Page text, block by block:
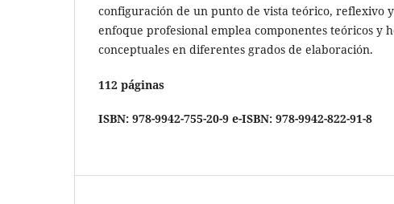
configuración de un punto de vista teórico, reflexivo
enfoque profesional emplea componentes teóricos y
conceptuales en diferentes grados de elaboración.
112 páginas
ISBN: 978-9942-755-20-9 e-ISBN: 978-9942-822-91-8